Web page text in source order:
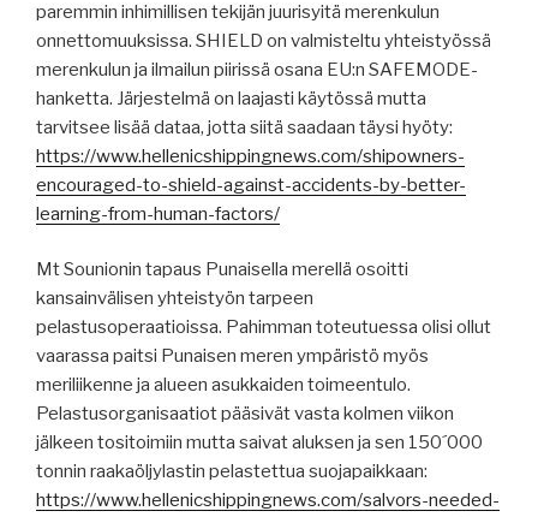
paremmin inhimillisen tekijän juurisyitä merenkulun
onnettomuuksissa. SHIELD on valmisteltu yhteistyössä
merenkulun ja ilmailun piirissä osana EU:n SAFEMODE-
hanketta. Järjestelmä on laajasti käytössä mutta
tarvitsee lisää dataa, jotta siitä saadaan täysi hyöty:
https://www.hellenicshippingnews.com/shipowners-
encouraged-to-shield-against-accidents-by-better-
learning-from-human-factors/
Mt Sounionin tapaus Punaisella merellä osoitti
kansainvälisen yhteistyön tarpeen
pelastusoperaatioissa. Pahimman toteutuessa olisi ollut
vaarassa paitsi Punaisen meren ympäristö myös
meriliikenne ja alueen asukkaiden toimeentulo.
Pelastusorganisaatiot pääsivät vasta kolmen viikon
jälkeen tositoimiin mutta saivat aluksen ja sen 150´000
tonnin raakaöljylastin pelastettua suojapaikkaan:
https://www.hellenicshippingnews.com/salvors-needed-